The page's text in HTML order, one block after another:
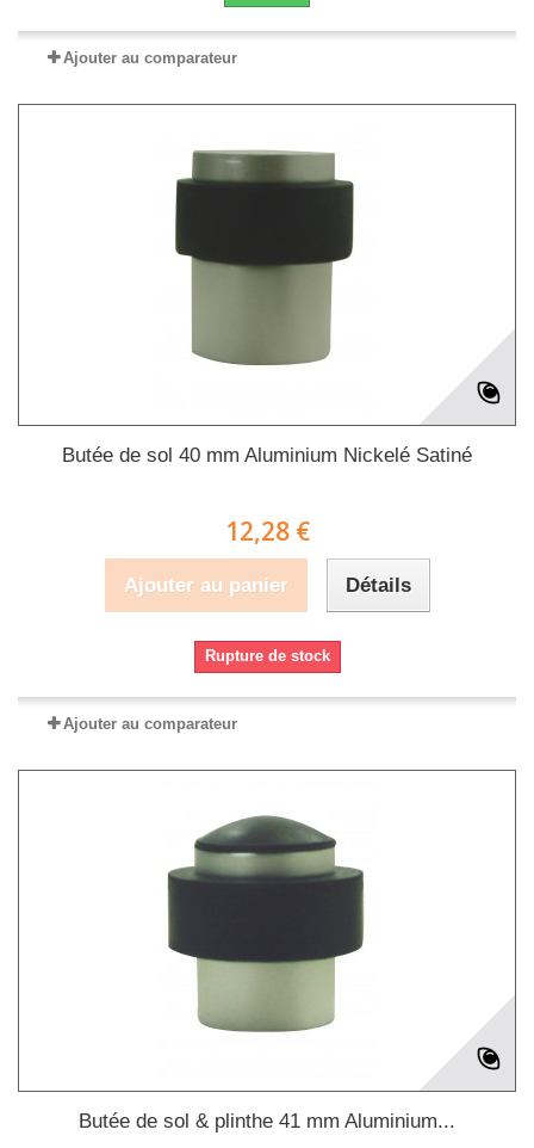
Ajouter au comparateur
Butée de sol 40 mm Aluminium Nickelé Satiné
12,28 €
Ajouter au panier Détails
Rupture de stock
Ajouter au comparateur
Butée de sol & plinthe 41 mm Aluminium...